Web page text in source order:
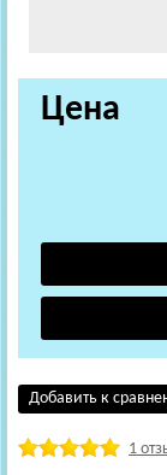
Цена
Добавить к
1